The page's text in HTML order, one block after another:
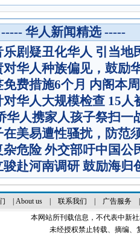
----- 华人新闻精选 -----
剧疑丑化华人 引当地
华人种族偏见，鼓励
费措施6个月 内阁本
华人大规模检查 15人
华人携家人孩子祭扫一
美易遭性骚扰，防范
危险 外交部吁中国公
赴河南调研 鼓励海归
About us| 联系我们 广告服务
本网站所刊载信息，不代表中新
未经授权禁止转载、摘编、